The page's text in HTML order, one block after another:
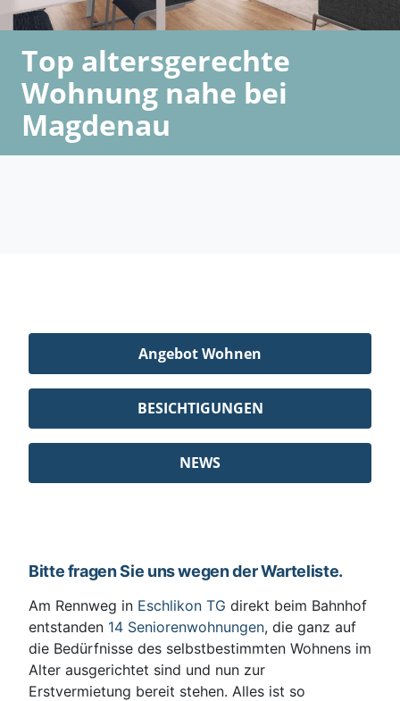
Top altersgerechte
Wohnung nahe bei
Magdenau
Angebot Wohnen
BESICHTIGUNGEN
NEWS
Bitte fragen Sie uns wegen der Warteliste.
Am Rennweg in Eschlikon TG direkt beim Bahnhof
entstanden 14 Seniorenwohnungen, die ganz auf
die Bedürfnisse des selbstbestimmten Wohnens im
Alter ausgerichtet sind und nun zur
Erstvermietung bereit stehen. Alles ist so